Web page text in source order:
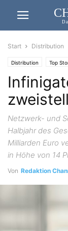
Start Distribution
Distribution Top
Netzwerk- und
Halbjahr des
Milliarden Euro
in Höhe von 14
Von Redaktion